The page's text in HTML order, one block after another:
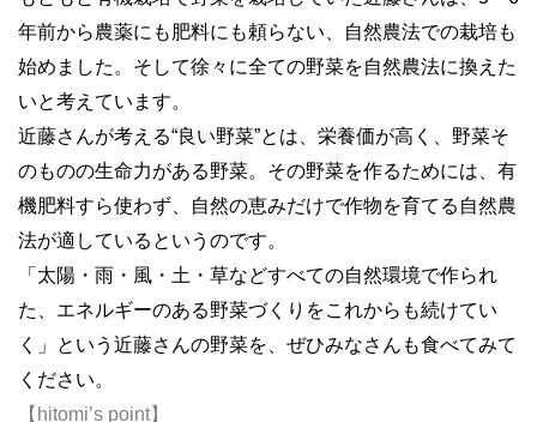
年前から農薬にも肥料にも頼らない、自然農法での栽培も
始めました。そして徐々に全ての野菜を自然農法に換えた
いと考えています。
近藤さんが考える“良い野菜”とは、栄養価が高く、野菜そ
のものの生命力がある野菜。その野菜を作るためには、有
機肥料すら使わず、自然の恵みだけで作物を育てる自然農
法が適しているというのです。
「太陽・雨・風・土・草などすべての自然環境で作られ
た、エネルギーのある野菜づくりをこれからも続けてい
く」という近藤さんの野菜を、ぜひみなさんも食べてみて
ください。
【hitomi’s point】